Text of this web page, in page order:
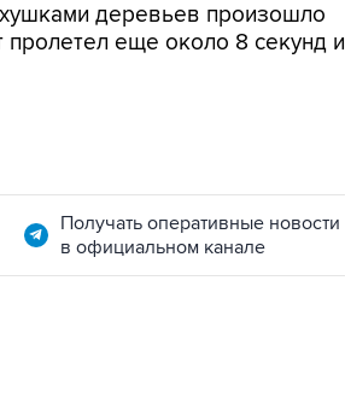
деревьев произошло
еще около 8 секунд и
Получать оперативные новости
в официальном канале